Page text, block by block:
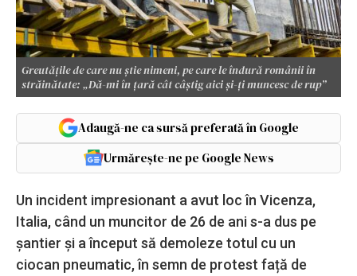
Greutățile de care nu știe nimeni, pe care le îndură românii în
străinătate: „Dă-mi în țară cât câștig aici și-ți muncesc de rup”
Adaugă-ne ca sursă preferată în Google
Urmărește-ne pe Google News
Un incident impresionant a avut loc în Vicenza,
Italia, când un muncitor de 26 de ani s-a dus pe
șantier și a început să demoleze totul cu un
ciocan pneumatic, în semn de protest față de